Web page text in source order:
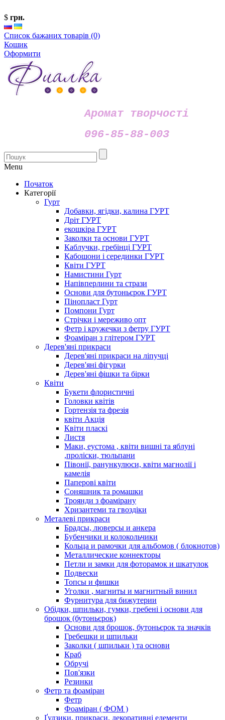
$ грн.
Список бажаних товарів (0)
Кошик
Оформити
Аромат творчості
096-85-88-003
Menu
Початок
Категорії
Гурт
Добавки, ягідки, калина ГУРТ
Дріт ГУРТ
екошкіра ГУРТ
Заколки та основи ГУРТ
Каблучки, гребінці ГУРТ
Кабошони і серединки ГУРТ
Квіти ГУРТ
Намистини Гурт
Напівперлини та стрази
Основи для бутоньєрок ГУРТ
Пінопласт Гурт
Помпони Гурт
Стрічки і мереживо опт
Фетр і кружечки з фетру ГУРТ
Фоаміран з глітером ГУРТ
Дерев'яні прикраси
Дерев'яні прикраси на ліпучці
Дерев'яні фігурки
Дерев'яні фішки та бірки
Квіти
Букети флористичні
Головки квітів
Гортензія та фрезія
квіти Акція
Квіти пласкі
Листя
Маки, еустома , квіти вишні та яблуні
,проліски, тюльпани
Півонії, ранункулюси, квіти магнолії і
камелія
Паперові квіти
Соняшник та ромашки
Троянди з фоамірану
Хризантеми та гвоздіки
Металеві прикраси
Брадсы, люверсы и анкера
Бубенчики и колокольчики
Кольца и рамочки для альбомов ( блокнотов)
Металлические коннекторы
Петли и замки для фоторамок и шкатулок
Подвески
Топсы и фишки
Уголки , магниты и магнитный винил
Фурнитура для бижутерии
Обідки, шпильки, гумки, гребені і основи для
брошок (бутоньєрок)
Основи для брошок, бутоньєрок та значків
Гребешки и шпильки
Заколки ( шпильки ) та основи
Краб
Обручі
Пов'язки
Резинки
Фетр та фоаміран
Фетр
Фоаміран ( ФОМ )
Ґудзики, прикраси, декоративні елементи